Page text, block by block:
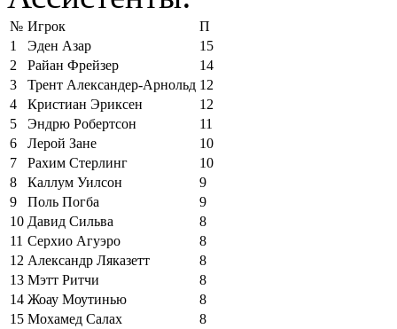
№ Игрок
П
1
Эден Азар
15
2
Райан Фрейзер
14
3
Трент Александер-Арнольд 12
4
Кристиан Эриксен
12
5
Эндрю Робертсон
11
6
Лерой Зане
10
7
Рахим Стерлинг
10
8
Каллум Уилсон
9
9
Поль Погба
9
10 Давид Сильва
8
11 Серхио Агуэро
8
12 Александр Ляказетт
8
13 Мэтт Ритчи
8
14 Жоау Моутинью
8
15 Мохамед Салах 8